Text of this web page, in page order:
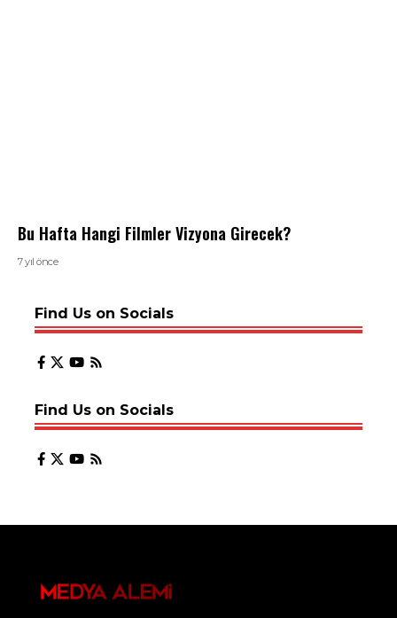
Bu Hafta Hangi Filmler Vizyona Girecek?
7 yıl önce
Find Us on Socials
Find Us on Socials